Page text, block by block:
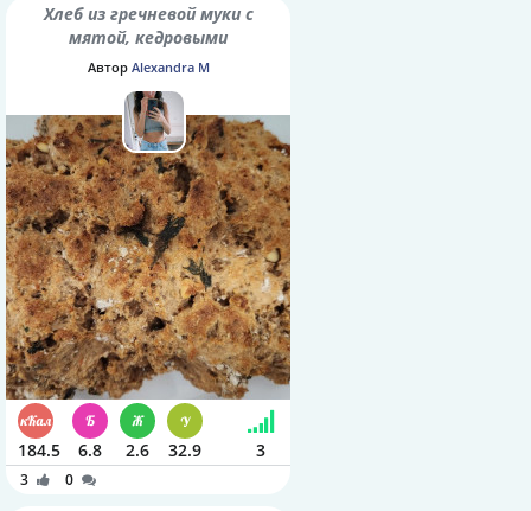
Хлеб из гречневой муки с
мятой, кедровыми
орешками и семенами
Автор Alexandra M
184.5 6.8 2.6 32.9 3
3 0